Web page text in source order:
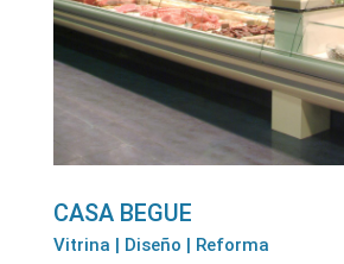
CASA BEGUE
Vitrina | Diseño | Reforma